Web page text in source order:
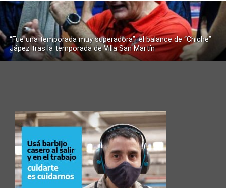
“Fue una temporada muy superadora”: el balance de “Chiche”
Jápez tras la temporada de Villa San Martín